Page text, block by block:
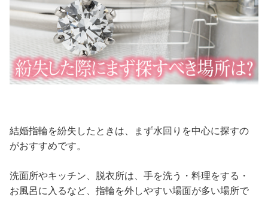
結婚指輪を紛失したときは、まず水回りを中心に探すの
がおすすめです。
洗面所やキッチン、脱衣所は、手を洗う・料理をする・
お風呂に入るなど、指輪を外しやすい場面が多い場所で